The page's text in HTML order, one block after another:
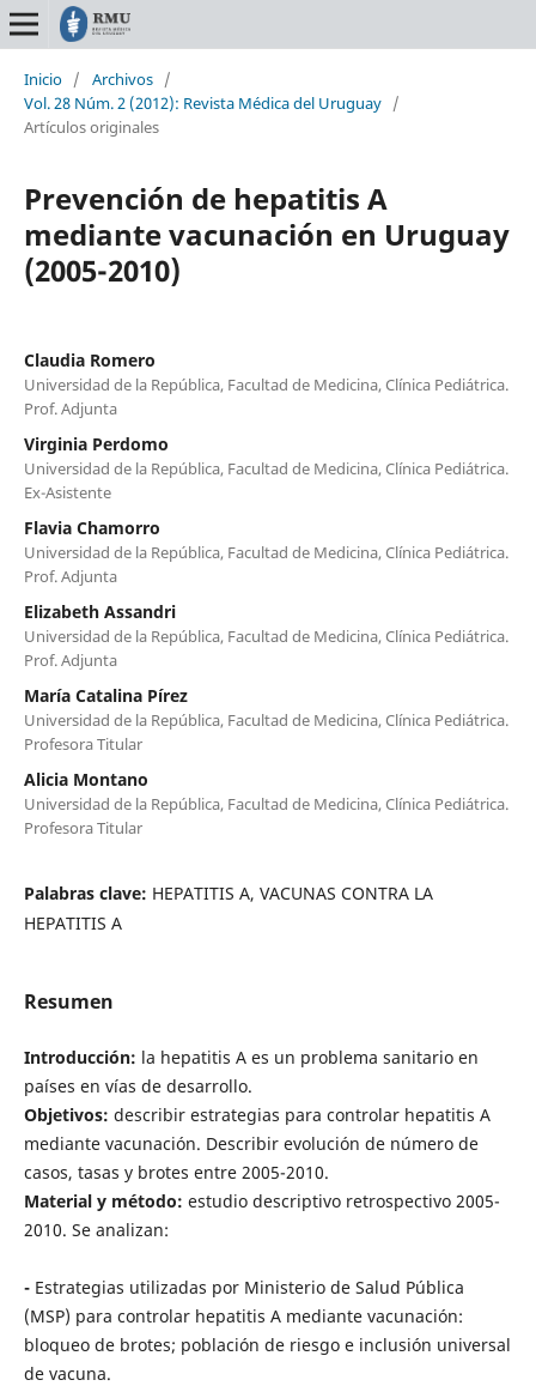
Inicio / Archivos /
Vol. 28 Núm. 2 (2012): Revista Médica del Uruguay /
Artículos originales
Prevención de hepatitis A
mediante vacunación en Uruguay
(2005-2010)
Claudia Romero
Universidad de la República, Facultad de Medicina, Clínica Pediátrica.
Prof. Adjunta
Virginia Perdomo
Universidad de la República, Facultad de Medicina, Clínica Pediátrica.
Ex-Asistente
Flavia Chamorro
Universidad de la República, Facultad de Medicina, Clínica Pediátrica.
Prof. Adjunta
Elizabeth Assandri
Universidad de la República, Facultad de Medicina, Clínica Pediátrica.
Prof. Adjunta
María Catalina Pírez
Universidad de la República, Facultad de Medicina, Clínica Pediátrica.
Profesora Titular
Alicia Montano
Universidad de la República, Facultad de Medicina, Clínica Pediátrica.
Profesora Titular
Palabras clave: HEPATITIS A, VACUNAS CONTRA LA
HEPATITIS A
Resumen
Introducción: la hepatitis A es un problema sanitario en
países en vías de desarrollo.
Objetivos: describir estrategias para controlar hepatitis A
mediante vacunación. Describir evolución de número de
casos, tasas y brotes entre 2005-2010.
Material y método: estudio descriptivo retrospectivo 2005-
2010. Se analizan:
- Estrategias utilizadas por Ministerio de Salud Pública
(MSP) para controlar hepatitis A mediante vacunación:
bloqueo de brotes; población de riesgo e inclusión universal
de vacuna.